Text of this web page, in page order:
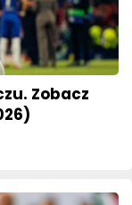
Zobacz